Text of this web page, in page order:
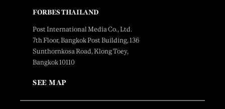
FORBES THAILAND
Post International Media Co., Ltd.
7th Floor, Bangkok Post Building, 136
Sunthornkosa Road, Klong Toey,
Bangkok 10110
SEE MAP